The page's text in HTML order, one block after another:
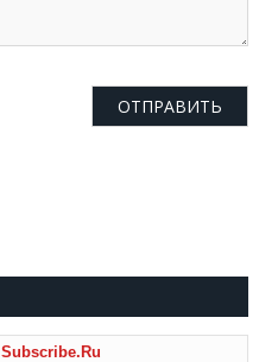
Subscribe.Ru